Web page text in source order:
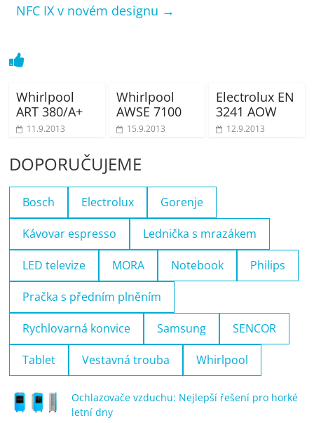
NFC IX v novém designu →
Whirlpool
ART 380/A+
11.9.2013
Whirlpool
AWSE 7100
15.9.2013
Electrolux EN
3241 AOW
12.9.2013
DOPORUČUJEME
Bosch Electrolux Gorenje
Kávovar espresso Lednička s mrazákem
LED televize MORA Notebook Philips
Pračka s předním plněním
Rychlovarná konvice Samsung SENCOR
Tablet Vestavná trouba Whirlpool
Ochlazovače vzduchu: Nejlepší řešení pro horké
letní dny